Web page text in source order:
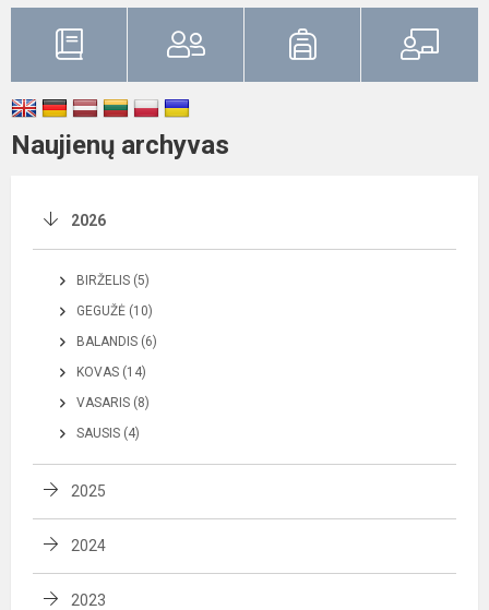
Naujienų archyvas
2026
BIRŽELIS (5)
GEGUŽĖ (10)
BALANDIS (6)
KOVAS (14)
VASARIS (8)
SAUSIS (4)
2025
2024
2023